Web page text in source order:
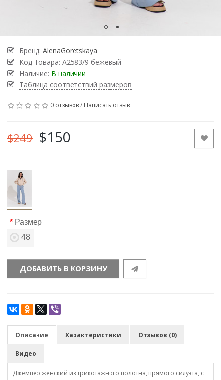
Бренд: AlenaGoretskaya
Код Товара: А2583/9 бежевый
Наличие: В наличии
Таблица соответствий размеров
0 отзывов/ Написать отзыв
$249 $150
Размер
48
ДОБАВИТЬ В КОРЗИНУ
Описание Характеристики Отзывов (0)
Видео
Джемпер женский из трикотажного полотна, прямого силуэта, с